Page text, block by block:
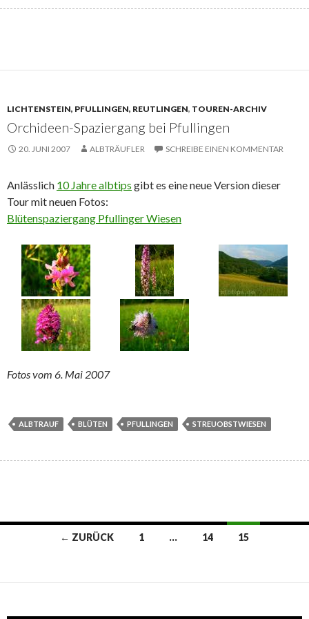
LICHTENSTEIN, PFULLINGEN, REUTLINGEN, TOUREN-ARCHIV
Orchideen-Spaziergang bei Pfullingen
20. JUNI 2007 ALBTRÄUFLER SCHREIBE EINEN KOMMENTAR
Anlässlich 10 Jahre albtips gibt es eine neue Version dieser
Tour mit neuen Fotos:
Blütenspaziergang Pfullinger Wiesen
Fotos vom 6. Mai 2007
ALBTRAUF BLÜTEN PFULLINGEN STREUOBSTWIESEN
Beitragsnavigation
← ZURÜCK 1 … 14 15